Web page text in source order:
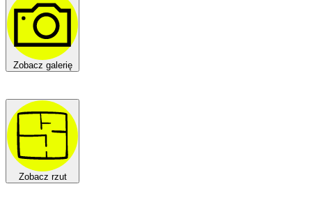
Zobacz galerię
Zobacz rzut